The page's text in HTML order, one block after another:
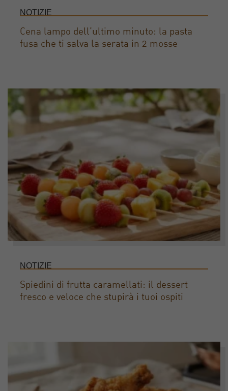
NOTIZIE
Cena lampo dell’ultimo minuto: la pasta
fusa che ti salva la serata in 2 mosse
NOTIZIE
Spiedini di frutta caramellati: il dessert
fresco e veloce che stupirà i tuoi ospiti